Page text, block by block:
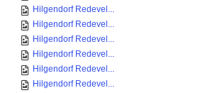
Hilgendorf Redevel...
Hilgendorf Redevel...
Hilgendorf Redevel...
Hilgendorf Redevel...
Hilgendorf Redevel...
Hilgendorf Redevel...